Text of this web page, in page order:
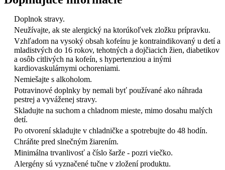
Doplnok stravy.
Neužívajte, ak ste alergický na ktorúkoľvek zložku prípravku.
Vzhľadom na vysoký obsah kofeínu je kontraindikovaný u detí a
mladistvých do 16 rokov, tehotných a dojčiacich žien, diabetikov
a osôb citlivých na kofeín, s hypertenziou a inými
kardiovaskulárnymi ochoreniami.
Nemiešajte s alkoholom.
Potravinové doplnky by nemali byť používané ako náhrada
pestrej a vyváženej stravy.
Skladujte na suchom a chladnom mieste, mimo dosahu malých
detí.
Po otvorení skladujte v chladničke a spotrebujte do 48 hodín.
Chráňte pred slnečným žiarením.
Minimálna trvanlivosť a číslo šarže - pozri viečko.
Alergény sú vyznačené tučne v zložení produktu.